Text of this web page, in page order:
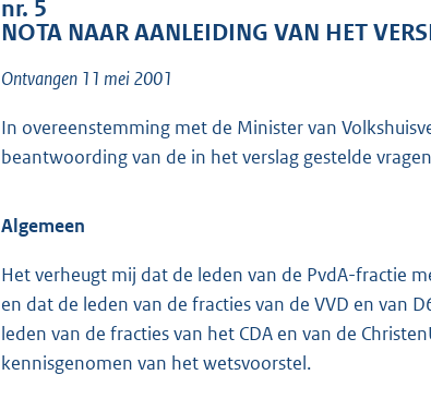
r
t
t
3
K
b
nr. 5
NOTA NAAR AANLEIDING VAN HET
Ontvangen 11 mei 2001
In overeenstemming met de Minister van
beantwoording van de in het verslag gestelde
Algemeen
Het verheugt mij dat de leden van de PvdA-fractie
en dat de leden van de fracties van de VVD en van
leden van de fracties van het CDA en van de
kennisgenomen van het wetsvoorstel.